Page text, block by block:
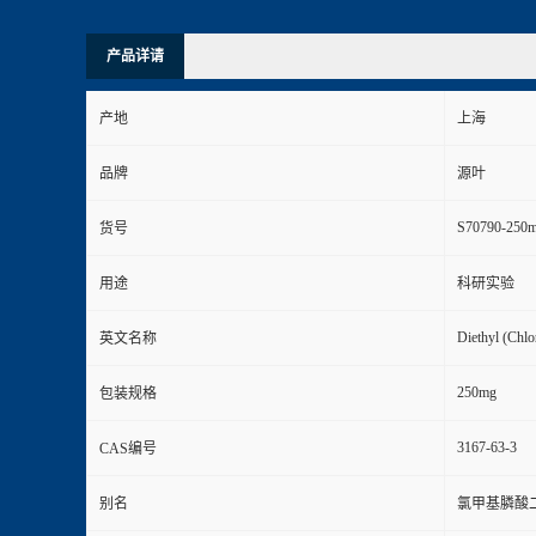
产品详请
产地 上海
品牌 源叶
货号 S70790-
用途 科研实验
英文名称 Diethyl
包装规格 250mg
CAS编号 3167-63-3
别名 氯甲基膦酸